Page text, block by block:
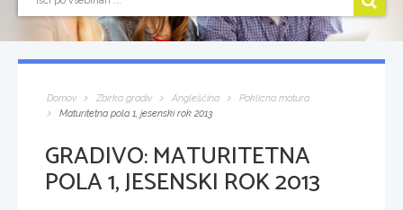
Domov Zbirka gradiv Angleščina
Poklicna matura
Maturitetna pola 1, jesenski rok 2013
GRADIVO:MATURITETNA
POLA 1, JESENSKI ROK 2013